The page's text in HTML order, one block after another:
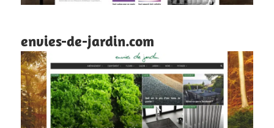
envies-de-jardin.com